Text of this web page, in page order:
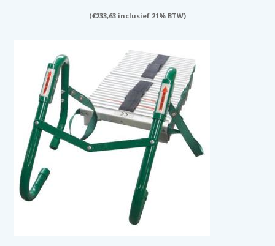
(€233,63 inclusief 21% BTW)